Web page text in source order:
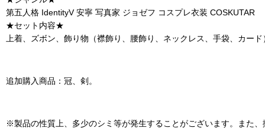
第五人格 IdentityV 安寧 写真家 ジョゼフ コスプレ衣装 COSKUTAR
★セット内容★
上着、ズボン、飾り物（襟飾り、腰飾り、ネックレス、手袋、カード
追加購入商品：冠、剣。
※製品の性質上、多少のシミ等が発生することがございます。また